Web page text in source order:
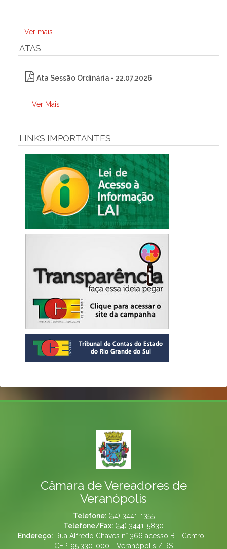
Ver mais
ATAS
Ata Sessão Ordinária - 22.07.2026
Ver Mais
LINKS IMPORTANTES
Câmara de Vereadores de
Veranópolis
Telefone: (54) 3441-1355
Telefone/Fax: (54) 3441-5830
Endereço: Rua Alfredo Chaves n° 366 acesso B - Centro -
CEP: 95.330-000 - Veranópolis / RS